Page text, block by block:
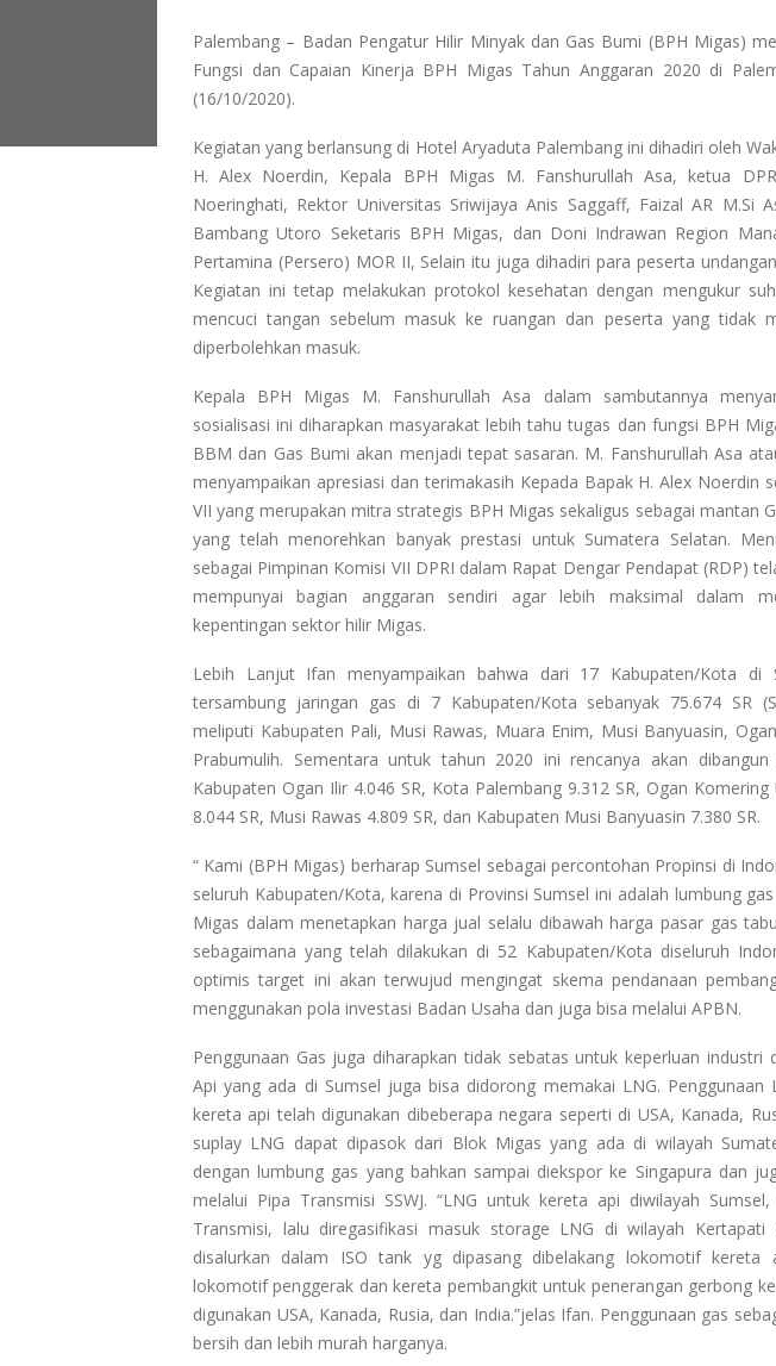
Palembang – Badan Pengatur Hilir Minyak dan Gas Bumi (BPH Migas)
Fungsi dan Capaian Kinerja BPH Migas Tahun Anggaran 2020 di
(16/10/2020).
Kegiatan yang berlansung di Hotel Aryaduta Palembang ini dihadiri oleh
H. Alex Noerdin, Kepala BPH Migas M. Fanshurullah Asa, ketua
Noeringhati, Rektor Universitas Sriwijaya Anis Saggaff, Faizal AR M.Si
Bambang Utoro Seketaris BPH Migas, dan Doni Indrawan Region
Pertamina (Persero) MOR II, Selain itu juga dihadiri para peserta
Kegiatan ini tetap melakukan protokol kesehatan dengan mengukur
mencuci tangan sebelum masuk ke ruangan dan peserta yang tidak
diperbolehkan masuk.
Kepala BPH Migas M. Fanshurullah Asa dalam sambutannya
sosialisasi ini diharapkan masyarakat lebih tahu tugas dan fungsi BPH
BBM dan Gas Bumi akan menjadi tepat sasaran. M. Fanshurullah Asa
menyampaikan apresiasi dan terimakasih Kepada Bapak H. Alex Noerdin
VII yang merupakan mitra strategis BPH Migas sekaligus sebagai mantan
yang telah menorehkan banyak prestasi untuk Sumatera Selatan.
sebagai Pimpinan Komisi VII DPRI dalam Rapat Dengar Pendapat (RDP)
mempunyai bagian anggaran sendiri agar lebih maksimal dalam
kepentingan sektor hilir Migas.
Lebih Lanjut Ifan menyampaikan bahwa dari 17 Kabupaten/Kota di
tersambung jaringan gas di 7 Kabupaten/Kota sebanyak 75.674 SR
meliputi Kabupaten Pali, Musi Rawas, Muara Enim, Musi Banyuasin,
Prabumulih. Sementara untuk tahun 2020 ini rencanya akan
Kabupaten Ogan Ilir 4.046 SR, Kota Palembang 9.312 SR, Ogan
8.044 SR, Musi Rawas 4.809 SR, dan Kabupaten Musi Banyuasin 7.380 SR.
“ Kami (BPH Migas) berharap Sumsel sebagai percontohan Propinsi di
seluruh Kabupaten/Kota, karena di Provinsi Sumsel ini adalah lumbung
Migas dalam menetapkan harga jual selalu dibawah harga pasar gas
sebagaimana yang telah dilakukan di 52 Kabupaten/Kota diseluruh
optimis target ini akan terwujud mengingat skema pendanaan
menggunakan pola investasi Badan Usaha dan juga bisa melalui APBN.
Penggunaan Gas juga diharapkan tidak sebatas untuk keperluan industri
Api yang ada di Sumsel juga bisa didorong memakai LNG. Penggunaan
kereta api telah digunakan dibeberapa negara seperti di USA, Kanada,
suplay LNG dapat dipasok dari Blok Migas yang ada di wilayah
dengan lumbung gas yang bahkan sampai diekspor ke Singapura dan
melalui Pipa Transmisi SSWJ. “LNG untuk kereta api diwilayah
Transmisi, lalu diregasifikasi masuk storage LNG di wilayah Kertapati
disalurkan dalam ISO tank yg dipasang dibelakang lokomotif kereta
lokomotif penggerak dan kereta pembangkit untuk penerangan gerbong
digunakan USA, Kanada, Rusia, dan India.”jelas Ifan. Penggunaan gas
bersih dan lebih murah harganya.